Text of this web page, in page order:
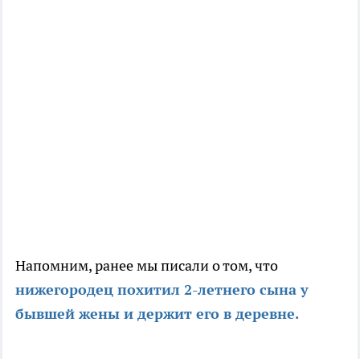
Напомним, ранее мы писали о том, что
нижегородец похитил 2-летнего сына у
бывшей жены и держит его в деревне.